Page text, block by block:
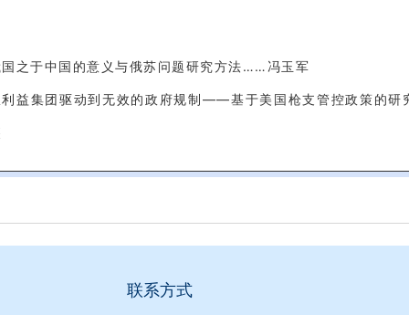
之于中国的意义与俄苏问题研究方法……冯玉军
利益集团驱动到无效的政府规制——基于美国枪支管控政策的
联系方式